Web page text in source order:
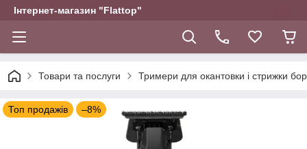
Інтернет-магазин "Flattop"
Товари та послуги Тримери для окантовки і стрижки
Топ продажів –8%